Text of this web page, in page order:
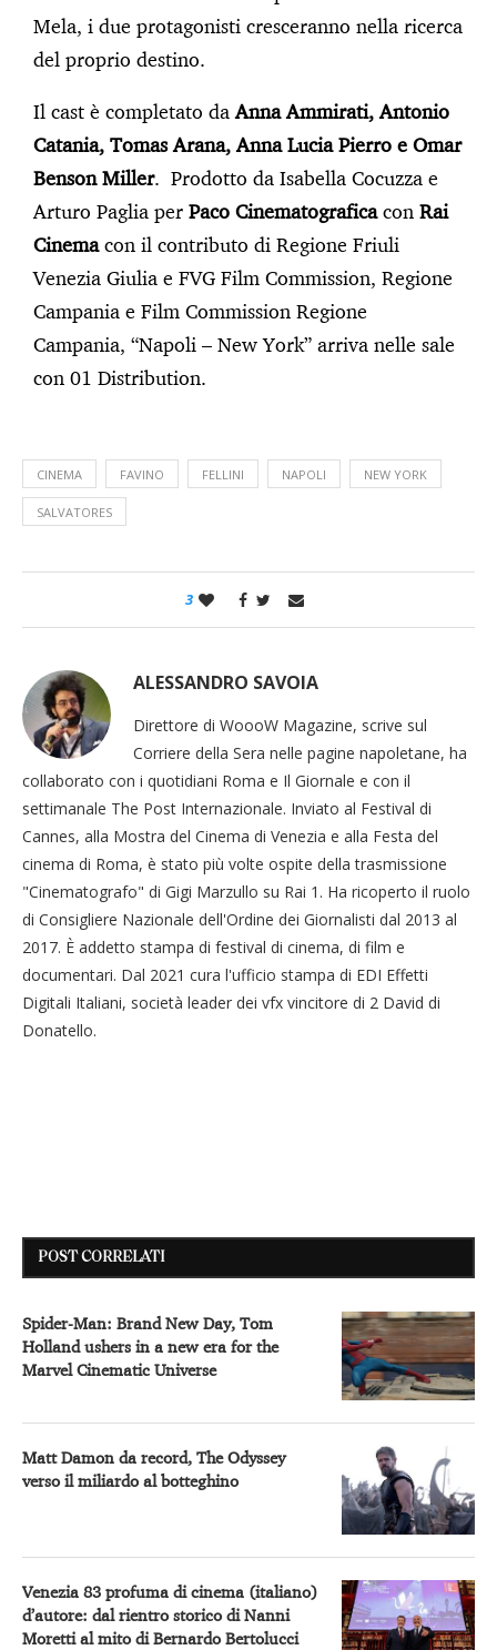
Mela, i due protagonisti cresceranno nella ricerca
del proprio destino.
Il cast è completato daAnna Ammirati, Antonio
Catania, Tomas Arana, Anna Lucia Pierro e Omar
Benson Miller. Prodotto da Isabella Cocuzza e
Arturo Paglia per Paco Cinematograficacon Rai
Cinemacon il contributo di Regione Friuli
Venezia Giulia e FVG Film Commission, Regione
Campania e Film Commission Regione
Campania, “Napoli – New York” arriva nelle sale
con 01 Distribution.
CINEMA FAVINO FELLINI NAPOLI NEW YORK
SALVATORES
3
ALESSANDRO SAVOIA
Direttore di WoooW Magazine, scrive sul
Corriere della Sera nelle pagine napoletane, ha
collaborato con i quotidiani Roma e Il Giornale e con il
settimanale The Post Internazionale. Inviato al Festival di
Cannes, alla Mostra del Cinema di Venezia e alla Festa del
cinema di Roma, è stato più volte ospite della trasmissione
"Cinematografo" di Gigi Marzullo su Rai 1. Ha ricoperto il ruolo
di Consigliere Nazionale dell'Ordine dei Giornalisti dal 2013 al
2017. È addetto stampa di festival di cinema, di film e
documentari. Dal 2021 cura l'ufficio stampa di EDI Effetti
Digitali Italiani, società leader dei vfx vincitore di 2 David di
Donatello.
POST CORRELATI
Spider-Man: Brand New Day, Tom
Holland ushers in a new era for the
Marvel Cinematic Universe
Matt Damon da record, The Odyssey
verso il miliardo al botteghino
Venezia 83 profuma di cinema (italiano)
d’autore: dal rientro storico di Nanni
Moretti al mito di Bernardo Bertolucci